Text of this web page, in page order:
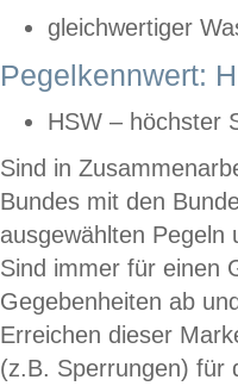
gleichwertiger
Pegelkennwert:
HSW – höchster
Sind in
Bundes mit den
ausgewählten
Sind immer für einen
Gegebenheiten ab
Erreichen dieser
(z.B. Sperrungen) für